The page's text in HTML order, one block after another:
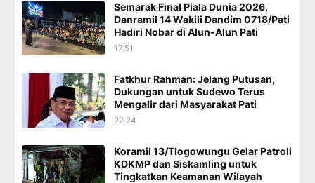
Semarak Final Piala Dunia 2026,
Danramil 14 Wakili Dandim 0718/Pati
Hadiri Nobar di Alun-Alun Pati
17.51
Fatkhur Rahman: Jelang Putusan,
Dukungan untuk Sudewo Terus
Mengalir dari Masyarakat Pati
22.24
Koramil 13/Tlogowungu Gelar Patroli
KDKMP dan Siskamling untuk
Tingkatkan Keamanan Wilayah